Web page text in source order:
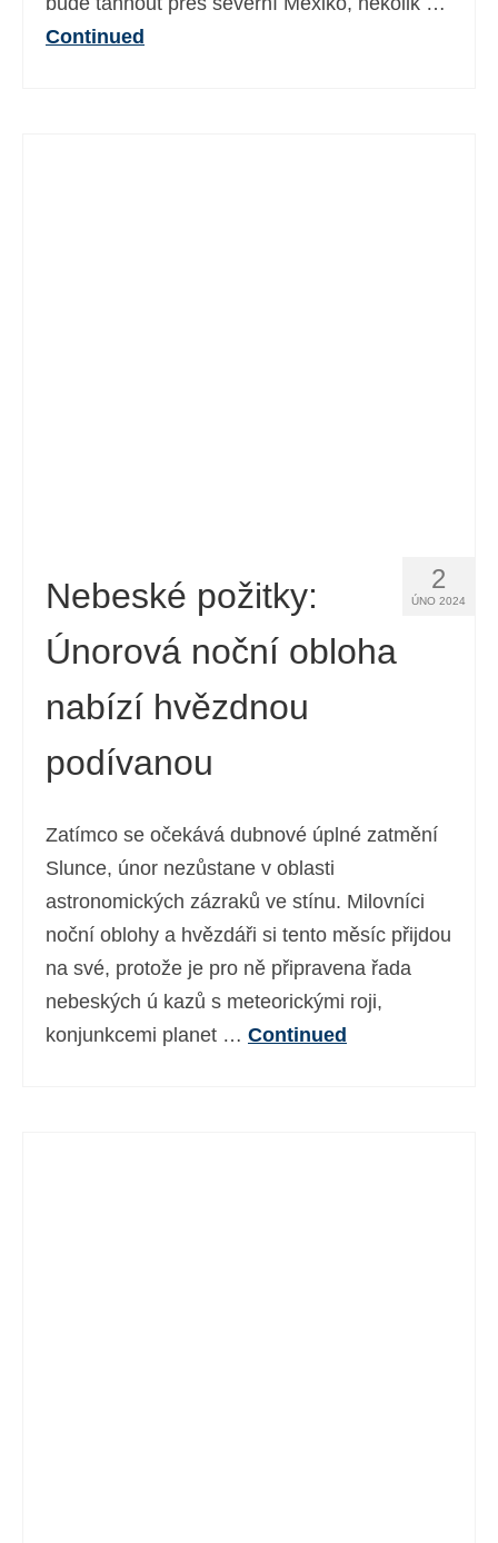
Continued
2
ÚNO 2024
Nebeské požitky:
Únorová noční obloha
nabízí hvězdnou
podívanou
Zatímco se očekává dubnové úplné zatmění
Slunce, únor nezůstane v oblasti
astronomických zázraků ve stínu. Milovníci
noční oblohy a hvězdáři si tento měsíc přijdou
na své, protože je pro ně připravena řada
nebeských ú kazů s meteorickými roji,
konjunkcemi planet … Continued